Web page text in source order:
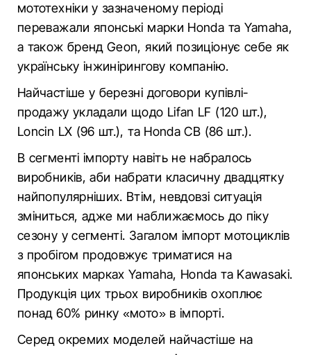
мототехніки у зазначеному періоді
переважали японські марки Honda та Yamaha,
а також бренд Geon, який позиціонує себе як
українську інжинірингову компанію.
Найчастіше у березні договори купівлі-
продажу укладали щодо Lifan LF (120 шт.),
Loncin LX (96 шт.), та Honda CB (86 шт.).
В сегменті імпорту навіть не набралось
виробників, аби набрати класичну двадцятку
найпопулярніших. Втім, невдовзі ситуація
зміниться, адже ми наближаємось до піку
сезону у сегменті. Загалом імпорт мотоциклів
з пробігом продовжує триматися на
японських марках Yamaha, Honda та Kawasaki.
Продукція цих трьох виробників охоплює
понад 60% ринку «мото» в імпорті.
Серед окремих моделей найчастіше на